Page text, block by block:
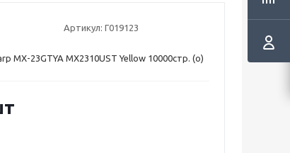
Артикул: Г019123
MX-23GTYA MX2310UST Yellow 10000стр. (o)